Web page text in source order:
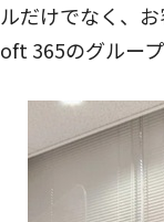
だけでなく、
365のグルー